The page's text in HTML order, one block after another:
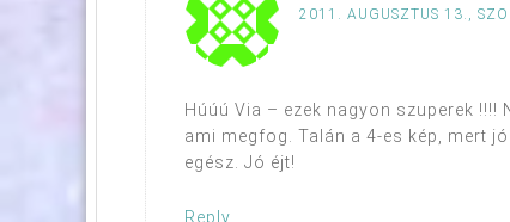
2011. AUGUSZTUS 13.,
Húúú Via – ezek nagyon szuperek
ami megfog. Talán a 4-es kép, mert
egész. Jó éjt!
Reply